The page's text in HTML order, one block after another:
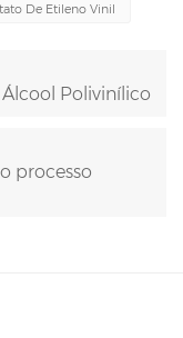
De Etileno Vinil
Polivinílico
processo